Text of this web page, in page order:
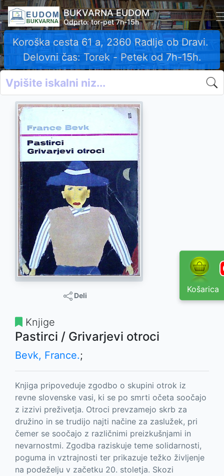
BUKVARNA EUDOM
Odprto: tor-pet 7h-15h
Koroška cesta 61 a, 2360 Radlje ob Dravi.
Delovni čas: Torek - Petek od 7h-15h.
Košarica
Deli
Knjige
Pastirci / Grivarjevi otroci
Bevk, France.;
Knjiga pripoveduje zgodbo o skupini otrok iz
revne slovenske vasi, ki se po smrti očeta soočajo
z izzivi preživetja. Otroci prevzamejo skrb za
družino in se trudijo najti načine za zaslužek, pri
čemer se soočajo z različnimi preizkušnjami in
nevarnostmi. Zgodba raziskuje teme solidarnosti,
poguma in vztrajnosti ter prikazuje težko življenje
na podeželju v začetku 20. stoletja. Skozi